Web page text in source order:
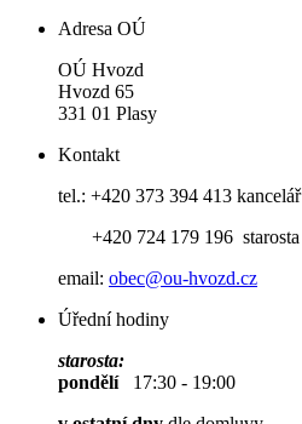
Adresa OÚ
OÚ Hvozd
Hvozd 65
331 01 Plasy
Kontakt
tel.: +420 373 394 413 kancelář
+420 724 179 196 starosta
email: obec@ou-hvozd.cz
Úřední hodiny
starosta:
pondělí 17:30 - 19:00